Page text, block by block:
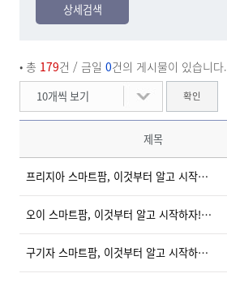
상세검색
• 총 179건 / 금일 0건의 게시물이 있습니다.
10개씩 보기 확인
제목
프리지아 스마트팜, 이것부터 알고 시작하자!
오이 스마트팜, 이것부터 알고 시작하자!
구기자 스마트팜, 이것부터 알고 시작하자!